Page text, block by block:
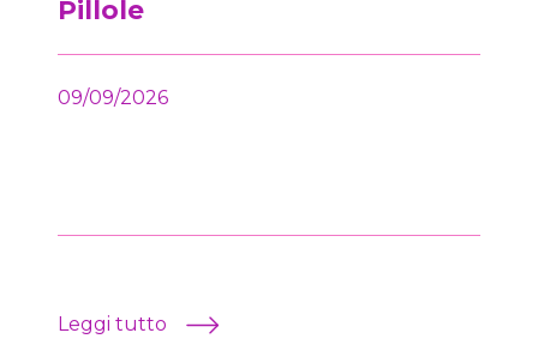
Pillole
09/09/2026
Leggi tutto